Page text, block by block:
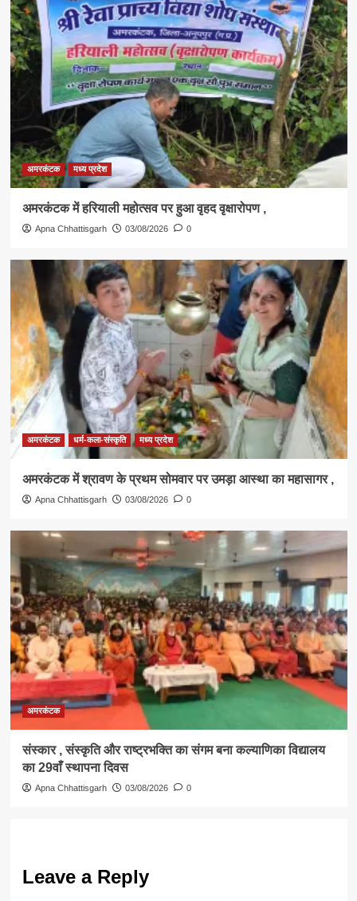
अमरकंटक मध्य प्रदेश
अमरकंटक में हरियाली महोत्सव पर हुआ वृहद वृक्षारोपण ,
Apna Chhattisgarh 03/08/2026 0
अमरकंटक धर्म-कला-संस्कृति मध्य प्रदेश
अमरकंटक में श्रावण के प्रथम सोमवार पर उमड़ा आस्था का महासागर ,
Apna Chhattisgarh 03/08/2026 0
अमरकंटक
संस्कार , संस्कृति और राष्ट्रभक्ति का संगम बना कल्याणिका विद्यालय
का 29वाँ स्थापना दिवस
Apna Chhattisgarh 03/08/2026 0
Leave a Reply